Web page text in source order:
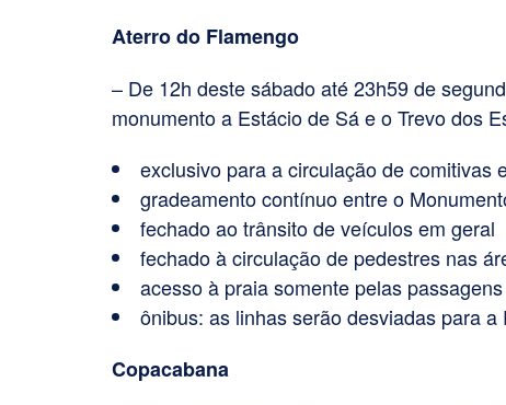
Aterro do Flamengo
– De 12h deste sábado até 23h59 de
monumento a Estácio de Sá e o Trevo dos
exclusivo para a circulação de comitivas
gradeamento contínuo entre o
fechado ao trânsito de veículos em geral
fechado à circulação de pedestres nas
acesso à praia somente pelas
ônibus: as linhas serão desviadas para
Copacabana